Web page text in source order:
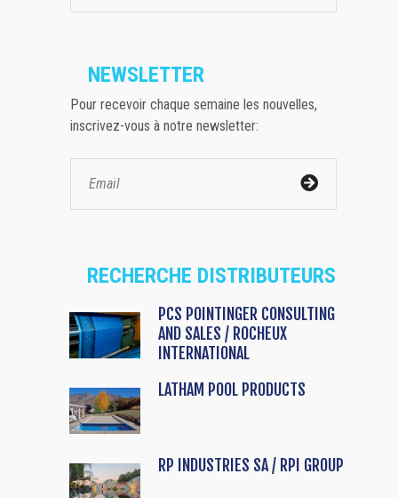
NEWSLETTER
Pour recevoir chaque semaine les nouvelles,
inscrivez-vous à notre newsletter:
RECHERCHE DISTRIBUTEURS
PCS POINTINGER CONSULTING
AND SALES / ROCHEUX
INTERNATIONAL
LATHAM POOL PRODUCTS
RP INDUSTRIES SA / RPI GROUP